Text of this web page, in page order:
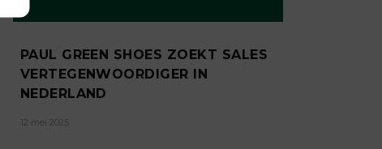
PAUL GREEN SHOES ZOEKT SALES
VERTEGENWOORDIGER IN
NEDERLAND
12 mei 2025